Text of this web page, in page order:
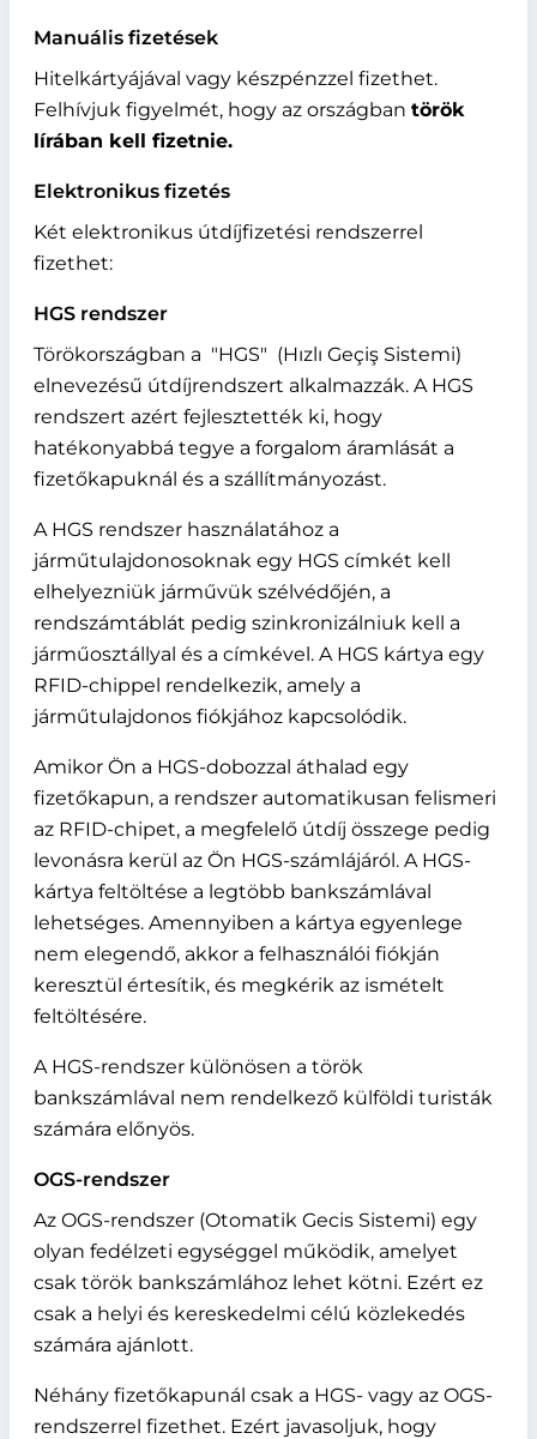
Manuális fizetések
Hitelkártyájával vagy készpénzzel fizethet.
Felhívjuk figyelmét, hogy az országban török
lírában kell fizetnie.
Elektronikus fizetés
Két elektronikus útdíjfizetési rendszerrel
fizethet:
HGS rendszer
Törökországban a
HGS
(Hızlı Geçiş Sistemi)
elnevezésű útdíjrendszert alkalmazzák. A HGS
rendszert azért fejlesztették ki, hogy
hatékonyabbá tegye a forgalom áramlását a
fizetőkapuknál és a szállítmányozást.
A HGS rendszer használatához a
járműtulajdonosoknak egy HGS címkét kell
elhelyezniük járművük szélvédőjén, a
rendszámtáblát pedig szinkronizálniuk kell a
járműosztállyal és a címkével. A HGS kártya egy
RFID-chippel rendelkezik, amely a
járműtulajdonos fiókjához kapcsolódik.
Amikor Ön a HGS-dobozzal áthalad egy
fizetőkapun, a rendszer automatikusan felismeri
az RFID-chipet, a megfelelő útdíj összege pedig
levonásra kerül az Ön HGS-számlájáról. A HGS-
kártya feltöltése a legtöbb bankszámlával
lehetséges. Amennyiben a kártya egyenlege
nem elegendő, akkor a felhasználói fiókján
keresztül értesítik, és megkérik az ismételt
feltöltésére.
A HGS-rendszer különösen a török
bankszámlával nem rendelkező külföldi turisták
számára előnyös.
OGS-rendszer
Az OGS-rendszer (Otomatik Gecis Sistemi) egy
olyan fedélzeti egységgel működik, amelyet
csak török bankszámlához lehet kötni. Ezért ez
csak a helyi és kereskedelmi célú közlekedés
számára ajánlott.
Néhány fizetőkapunál csak a HGS- vagy az OGS-
rendszerrel fizethet. Ezért javasoljuk, hogy